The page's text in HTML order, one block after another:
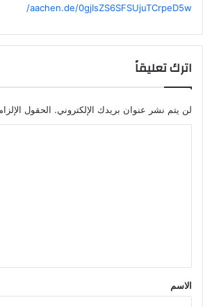
aachen.de/0gjIsZS6SFSUjuTCrpeD5w/
اترك تعليقاً
لن يتم نشر عنوان بريدك الإلكتروني. الحقول
*
الاسم